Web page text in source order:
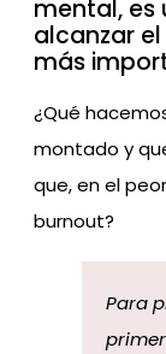
mental, es
alcanzar
más
¿Qué
montado y
que, en el
burnout?
Para